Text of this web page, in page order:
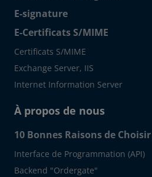
E-signature
E-Certificats S/MIME
Certificats S/MIME
Exchange Server, IIS
Internet Information Server
À propos de nous
10 Bonnes Raisons de
Interface de Programmation (API)
Backend "Ordergate"